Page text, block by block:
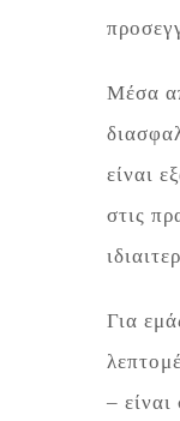
Μέσα
είναι
στις
Για
–